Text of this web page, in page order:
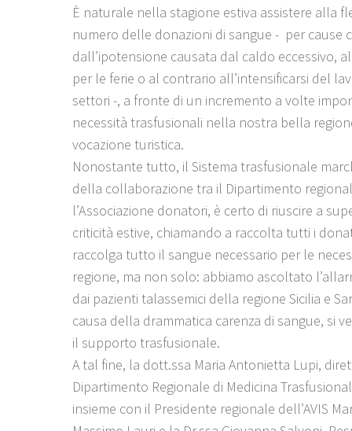
È naturale nella stagione estiva assistere alla
numero delle donazioni di sangue - per cause
dall’ipotensione causata dal caldo eccessivo,
per le ferie o al contrario all’intensificarsi del
settori -, a fronte di un incremento a volte
necessità trasfusionali nella nostra bella
vocazione turistica.
Nonostante tutto, il Sistema trasfusionale
della collaborazione tra il Dipartimento
l’Associazione donatori, è certo di riuscire a
criticità estive, chiamando a raccolta tutti i
raccolga tutto il sangue necessario per le
regione, ma non solo: abbiamo ascoltato
dai pazienti talassemici della regione Sicilia e
causa della drammatica carenza di sangue, si
il supporto trasfusionale.
A tal fine, la dott.ssa Maria Antonietta Lupi,
Dipartimento Regionale di Medicina
insieme con il Presidente regionale dell’AVIS